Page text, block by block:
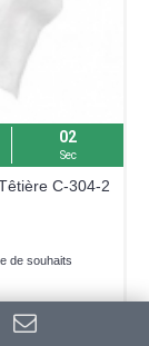
02
Sec
C-304-2
de souhaits